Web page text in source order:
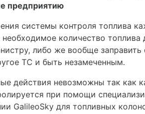
предприятию
системы контроля топлива
количество топлива
либо же вообще
ТС и быть незамеченным.
действия невозможны так как
при помощи
GalileoSky для топливных